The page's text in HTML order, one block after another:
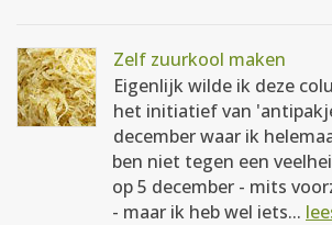
Zelf zuurkool maken
Eigenlijk wilde ik deze
het initiatief van
december waar ik
ben niet tegen een
op 5 december - mits
- maar ik heb wel iets...